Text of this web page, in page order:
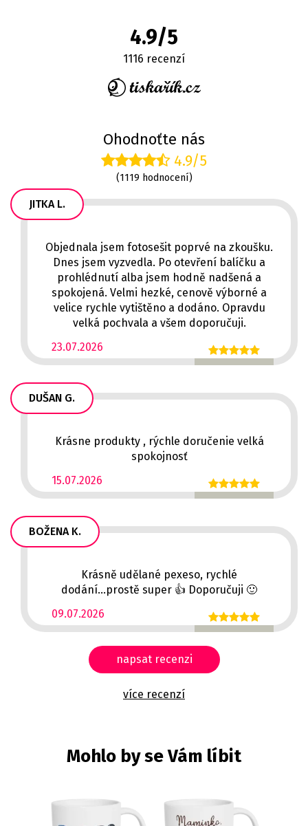
4.9/5
1116 recenzí
Ohodnoťte nás
4.9/5
(1119 hodnocení)
JITKA L.
23.07.2026
Objednala jsem fotosešit poprvé na zkoušku.
Dnes jsem vyzvedla. Po otevření balíčku a
prohlédnutí alba jsem hodně nadšená a
spokojená. Velmi hezké, cenově výborné a
velice rychle vytištěno a dodáno. Opravdu
velká pochvala a všem doporučuji.
DUŠAN G.
15.07.2026
Krásne produkty , rýchle doručenie velká
spokojnosť
BOŽENA K.
09.07.2026
Krásně udělané pexeso, rychlé
dodání...prostě super 👍 Doporučuji 🙂
napsat recenzi
více recenzí
Mohlo by se Vám líbit